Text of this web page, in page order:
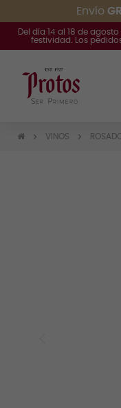
Envío
Del día 14 al 18 de
festividad. Los
VINOS